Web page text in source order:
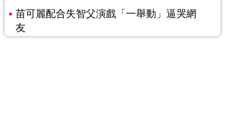
苗可麗配合失智父演戲「一舉動」逼哭網
友